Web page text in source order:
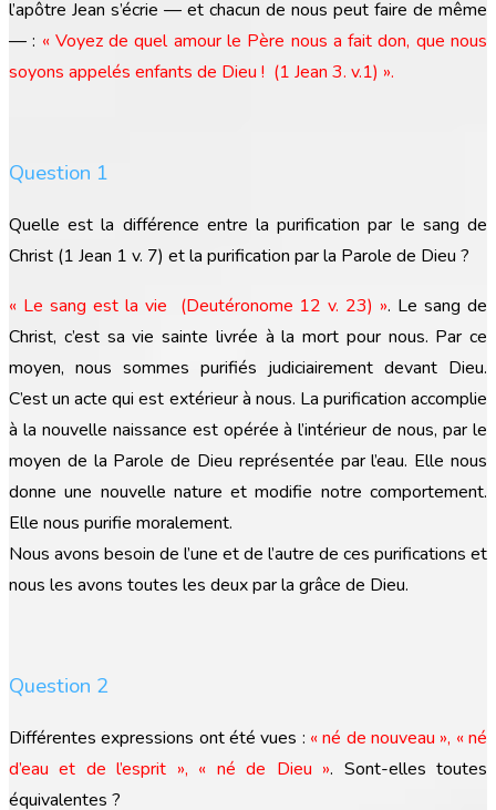
l’apôtre Jean s’écrie — et chacun de nous peut faire de même
— : « Voyez de quel amour le Père nous a fait don, que nous
soyons appelés enfants de Dieu ! (1 Jean 3. v.1) ».
Question 1
Quelle est la différence entre la purification par le sang de
Christ (1 Jean 1 v. 7) et la purification par la Parole de Dieu ?
« Le sang est la vie (Deutéronome 12 v. 23) ». Le sang de
Christ, c’est sa vie sainte livrée à la mort pour nous. Par ce
moyen, nous sommes purifiés judiciairement devant Dieu.
C’est un acte qui est extérieur à nous. La purification accomplie
à la nouvelle naissance est opérée à l’intérieur de nous, par le
moyen de la Parole de Dieu représentée par l’eau. Elle nous
donne une nouvelle nature et modifie notre comportement.
Elle nous purifie moralement.
Nous avons besoin de l’une et de l’autre de ces purifications et
nous les avons toutes les deux par la grâce de Dieu.
Question 2
Différentes expressions ont été vues : « né de nouveau », « né
d’eau et de l’esprit », « né de Dieu ». Sont-elles toutes
équivalentes ?